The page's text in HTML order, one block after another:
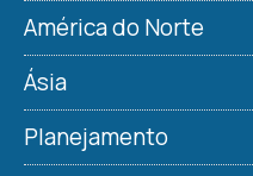
América do Norte
Ásia
Planejamento